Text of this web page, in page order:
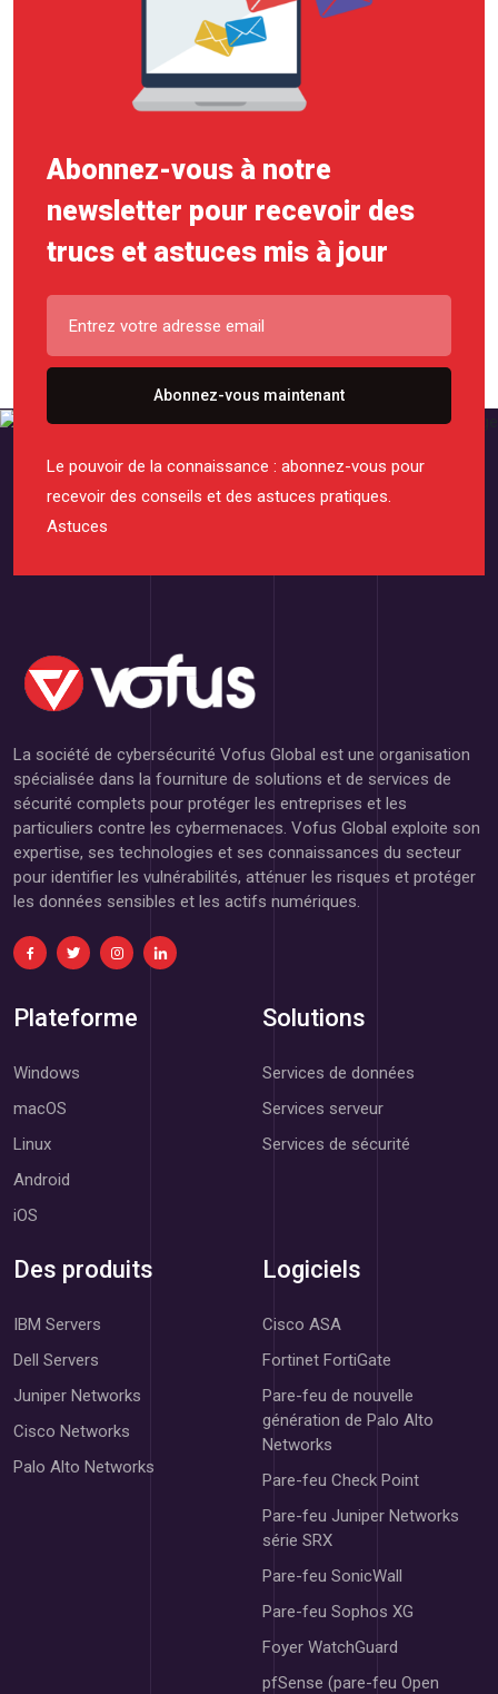
Abonnez-vous à notre
newsletter pour recevoir des
trucs et astuces mis à jour
Abonnez-vous maintenant
Le pouvoir de la connaissance : abonnez-vous pour
recevoir des conseils et des astuces pratiques.
Astuces
La société de cybersécurité Vofus Global est une organisation
spécialisée dans la fourniture de solutions et de services de
sécurité complets pour protéger les entreprises et les
particuliers contre les cybermenaces. Vofus Global exploite son
expertise, ses technologies et ses connaissances du secteur
pour identifier les vulnérabilités, atténuer les risques et protéger
les données sensibles et les actifs numériques.
Plateforme
Windows
macOS
Linux
Android
iOS
Solutions
Services de données
Services serveur
Services de sécurité
Des produits
IBM Servers
Dell Servers
Juniper Networks
Cisco Networks
Palo Alto Networks
Logiciels
Cisco ASA
Fortinet FortiGate
Pare-feu de nouvelle
génération de Palo Alto
Networks
Pare-feu Check Point
Pare-feu Juniper Networks
série SRX
Pare-feu SonicWall
Pare-feu Sophos XG
Foyer WatchGuard
pfSense (pare-feu Open